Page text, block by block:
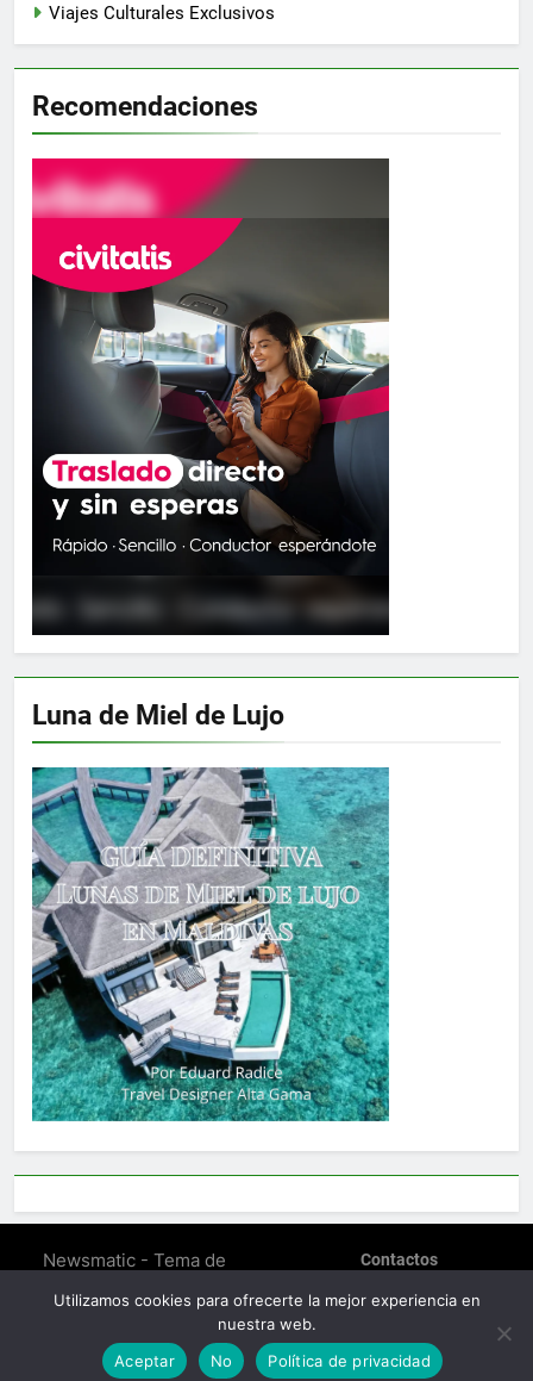
Viajes Culturales Exclusivos
Recomendaciones
Luna de Miel de Lujo
Newsmatic - Tema de
2026. Funciona gracias a
BlazeThemes
Contactos
SOBRE EDUARD RADICE –
Política De Cookies (EU)
Utilizamos cookies para ofrecerte la mejor experiencia en
nuestra web.
Aceptar
No Política de privacidad